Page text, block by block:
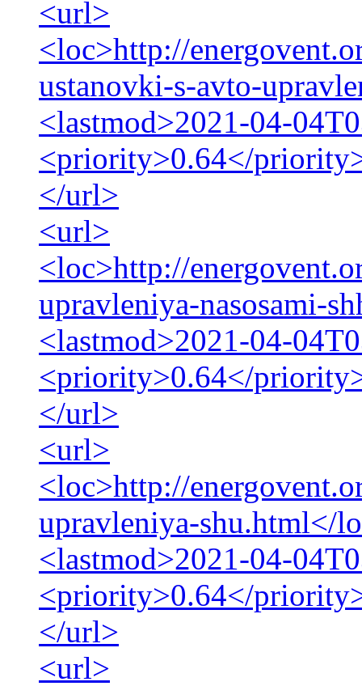
<url>
<loc>http://
ustanovki-s-avto-
<lastmod>2021-04-
<priority>0.64</
</url>
<url>
<loc>http://
upravleniya-nasosami-
<lastmod>2021-04-
<priority>0.64</
</url>
<url>
<loc>http://
upravleniya-shu.html</
<lastmod>2021-04-
<priority>0.64</
</url>
<url>